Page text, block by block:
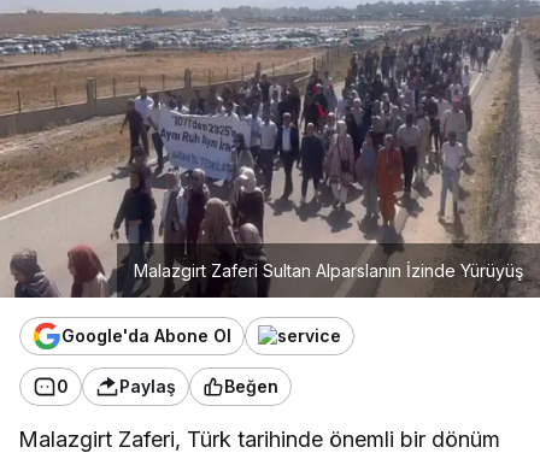
Malazgirt Zaferi Sultan Alparslanın İzinde Yürüyüş
Google'da Abone Ol
0 Paylaş Beğen
Malazgirt Zaferi, Türk tarihinde önemli bir dönüm